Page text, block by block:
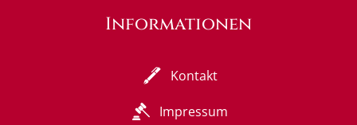
Informationen
Kontakt
Impressum